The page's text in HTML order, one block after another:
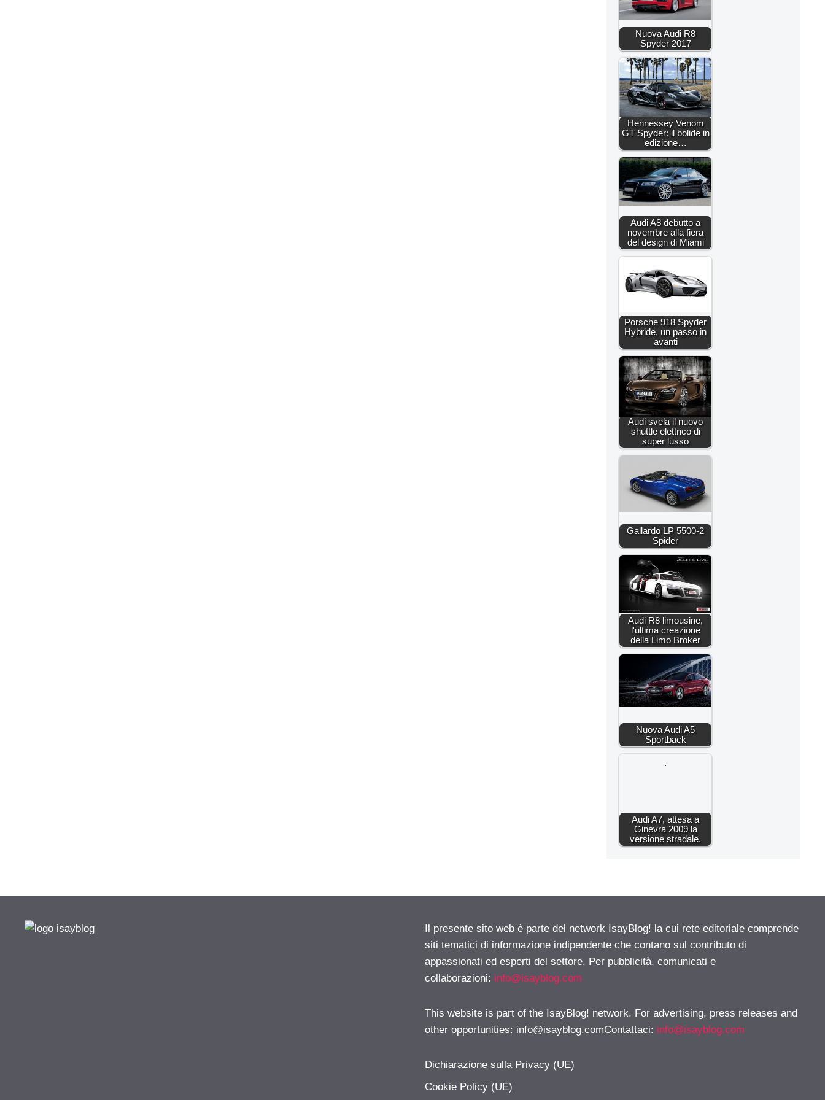
Nuova Audi R8
Spyder 2017
Hennessey Venom
GT Spyder: il bolide in
edizione…
Audi A8 debutto a
novembre alla fiera
del design di Miami
Porsche 918 Spyder
Hybride, un passo in
avanti
Audi svela il nuovo
shuttle elettrico di
super lusso
Gallardo LP 5500-2
Spider
Audi R8 limousine,
l'ultima creazione
della Limo Broker
Nuova Audi A5
Sportback
Audi A7, attesa a
Ginevra 2009 la
versione stradale.
Il presente sito web è parte del network IsayBlog! la cui rete editoriale comprende
siti tematici di informazione indipendente che contano sul contributo di
appassionati ed esperti del settore. Per pubblicità, comunicati e
collaborazioni: info@isayblog.com
This website is part of the IsayBlog! network. For advertising, press releases and
other opportunities: info@isayblog.comContattaci: info@isayblog.com
Dichiarazione sulla Privacy (UE)
Cookie Policy (UE)